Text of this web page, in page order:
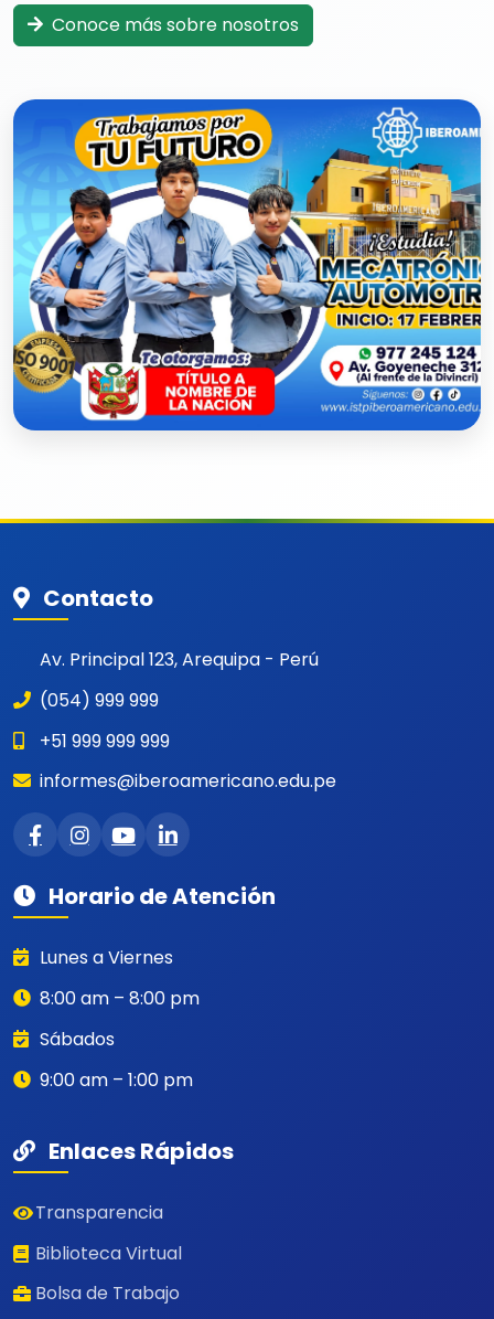
Conoce más sobre nosotros
Contacto
Av. Principal 123, Arequipa - Perú
(054) 999 999
+51 999 999 999
informes@iberoamericano.edu.pe
Horario de Atención
Lunes a Viernes
8:00 am – 8:00 pm
Sábados
9:00 am – 1:00 pm
Enlaces Rápidos
Transparencia
Biblioteca Virtual
Bolsa de Trabajo